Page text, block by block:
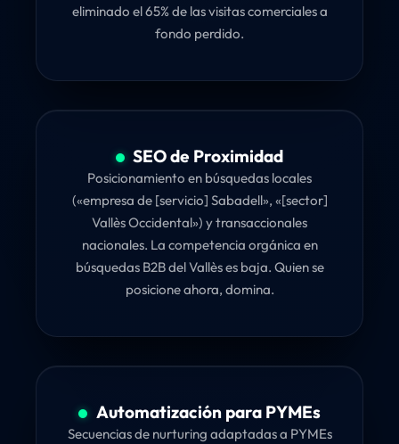
eliminado el 65% de las visitas comerciales a
fondo perdido.
SEO de Proximidad
Posicionamiento en búsquedas locales
(«empresa de [servicio] Sabadell», «[sector]
Vallès Occidental») y transaccionales
nacionales. La competencia orgánica en
búsquedas B2B del Vallès es baja. Quien se
posicione ahora, domina.
Automatización para PYMEs
Secuencias de nurturing adaptadas a PYMEs